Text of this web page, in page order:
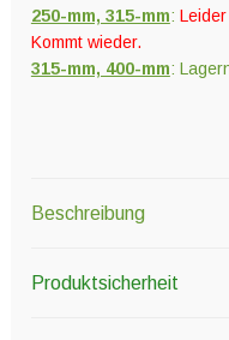
250-mm, 315-mm:
Kommt wieder.
315-mm, 400-mm:
Beschreibung
Produktsicherheit